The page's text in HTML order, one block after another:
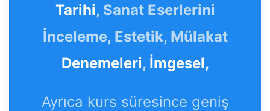
Tarihi, Sanat Eserlerini
İnceleme, Estetik, Mülakat
Denemeleri, İmgesel,
Ayrıca kurs süresince geniş